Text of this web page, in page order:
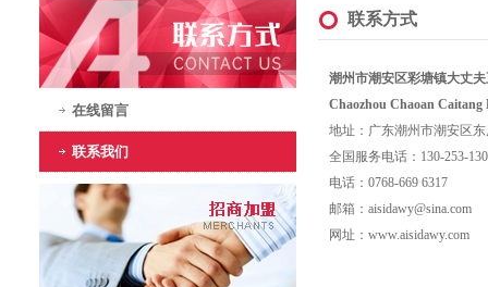
在线留言
联系我们
联系方式
潮州市潮安区彩塘镇大丈
Chaozhou Chaoan
地址： 广东潮州市潮安区
全国服务电话： 130-253-
电话：0768-669 6317
邮箱： aisidawy@sina.com
网址： www.aisidawy.com